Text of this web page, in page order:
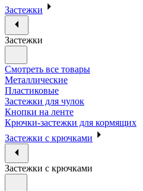
Застежки
Застежки
Смотреть все товары
Металлические
Пластиковые
Застежки для чулок
Кнопки на ленте
Крючки-застежки для кормящих
Застежки с крючками
Застежки с крючками